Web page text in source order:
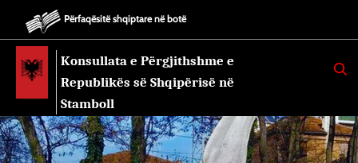
Përfaqësitë shqiptare në botë
Konsullata e Përgjithshme e
Republikës së Shqipërisë në
Stamboll
K
E